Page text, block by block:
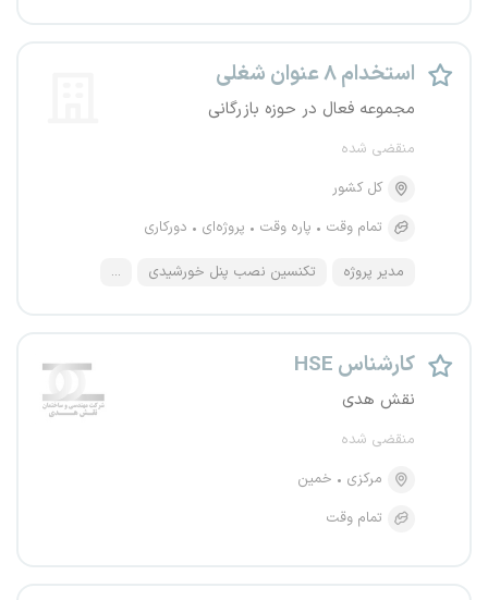
استخدام ۸ عنوان شغلی
مجموعه فعال در حوزه بازرگانی
منقضی شده
کل کشور
تمام وقت
پاره وقت پروژه‌ای دورکاری
مدیر پروژه تکنسین نصب پنل خورشیدی ...
کارشناس HSE
نقش هدی
منقضی شده
مرکزی
خمین
تمام وقت